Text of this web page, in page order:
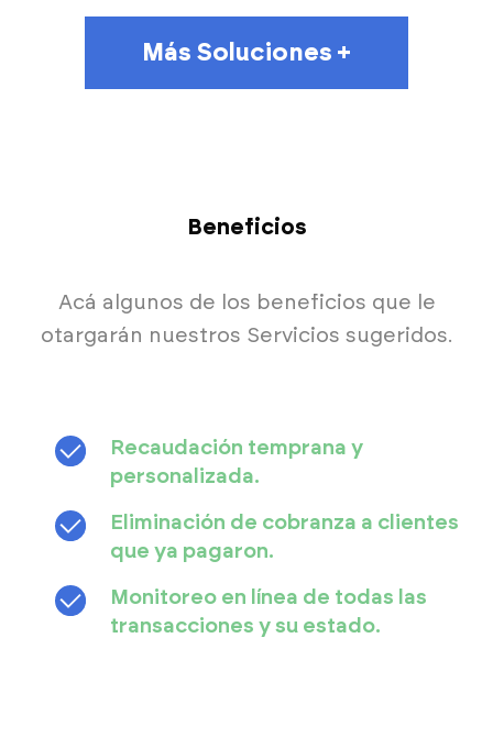
Más Soluciones +
Beneficios
Acá algunos de los beneficios que le
otargarán nuestros Servicios sugeridos.
Recaudación temprana y
personalizada.
Eliminación de cobranza a clientes
que ya pagaron.
Monitoreo en línea de todas las
transacciones y su estado.